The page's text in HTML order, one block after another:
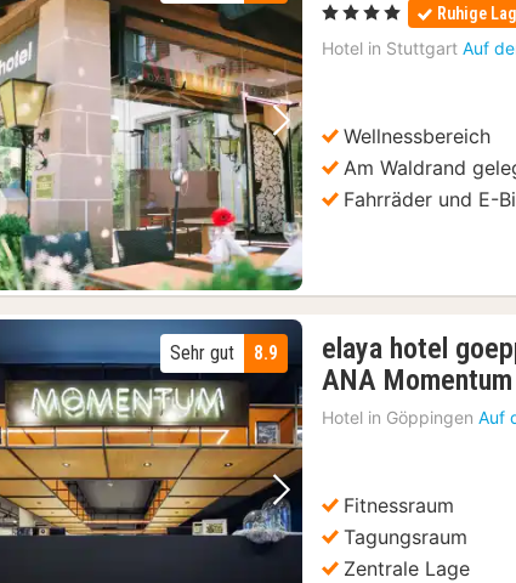
Vorheriges Bild Nächstes Bild
, 4 Sterne Ruhige
Hotel in Stuttgart Auf
Wellnessbereich
Am Waldrand
Fahrräder und E-
Vorheriges Bild Nächstes Bild
8.9
Sehr gut
elaya hotel
ANA Momentum
Hotel in Göppingen Auf
Fitnessraum
Tagungsraum
Zentrale Lage